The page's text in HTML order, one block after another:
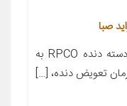
معرفی محصول محصول فوق سری دسته دنده RPCO به
تعویض دنده، […]